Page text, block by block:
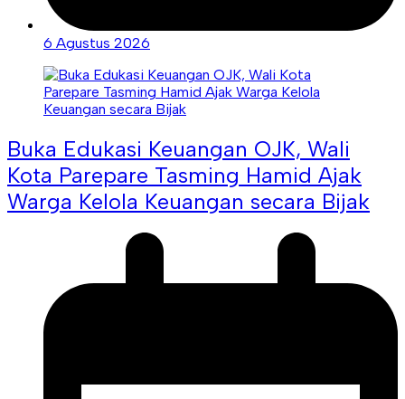
6 Agustus 2026
Buka Edukasi Keuangan OJK, Wali
Kota Parepare Tasming Hamid Ajak
Warga Kelola Keuangan secara Bijak